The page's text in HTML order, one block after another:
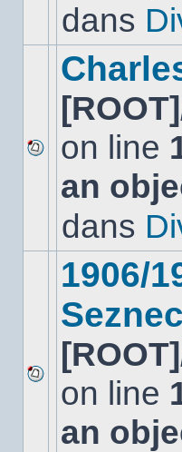
dansdans
Aucun
nouveau
message
on line
an
dans
Aucun
nouveau
message
non-
1906/
on line
an